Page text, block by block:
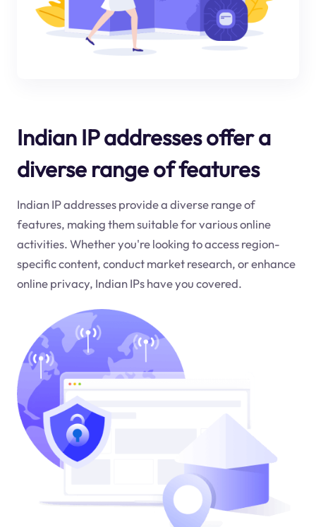
Indian IP addresses offer a
diverse range of features
Indian IP addresses provide a diverse range of
features, making them suitable for various online
activities. Whether you're looking to access region-
specific content, conduct market research, or enhance
online privacy, Indian IPs have you covered.